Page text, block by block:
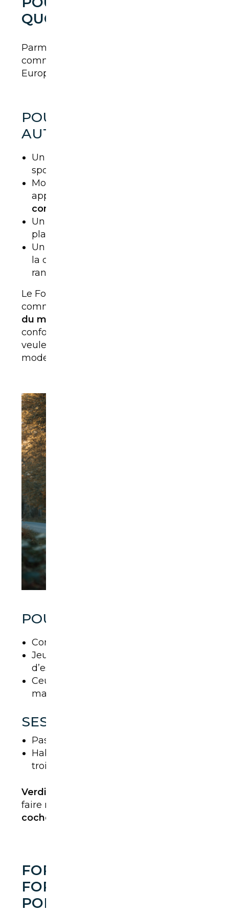
QUOTIDIENNE
Parmi les SUV Ford, le
comme l’un des plus populaires en
Europe, et ce n’est pas un hasard.
POURQUOI IL PLAÎT
AUTANT ?
Un
sportif que les autres SUV urbains.
Moteur EcoBoost mild-hybrid très
apprécié pour son efficacité et sa
consommation contenue
Un
plaisant, fidèle à l’ADN Ford.
Un
la catégorie, grâce à son MegaBox de
rangement profond et lavable.
Le Ford Puma est souvent considéré
comme
du marché
confondues. Il s’adresse à ceux qui
veulent une voiture compacte,
moderne, mais aussi fun à conduire.
POUR QUI ?
Conducteurs urbains
Jeunes familles sans gros besoins
d’espace
Ceux qui cherchent un SUV
maniable, économique et moderne
SES LIMITES
Pas de version électrique
Habitabilité arrière un peu juste pour
trois adultes
Verdict
faire mieux dans cette taille.
coche presque toutes les cases.
FORD KUGA : LE SUV
FORD LE PLUS
POLYVALENT